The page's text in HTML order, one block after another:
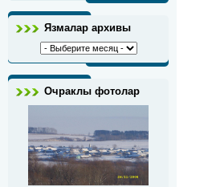
Язмалар архивы
Очраклы фотолар